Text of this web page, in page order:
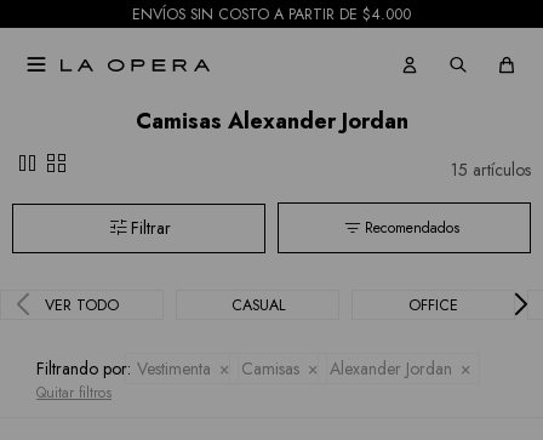
ENVÍOS SIN COSTO A PARTIR DE $4.000

Camisas Alexander Jordan
pause grid_view 15 artículos
Recomendados
VER TODO CASUAL OFFICE
Filtrando por: Vestimenta Camisas Alexander Jordan
Quitar filtros